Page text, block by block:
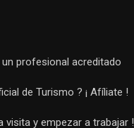
un profesional acreditado
de Turismo ? ¡ Afíliate !
visita y empezar a trabajar !